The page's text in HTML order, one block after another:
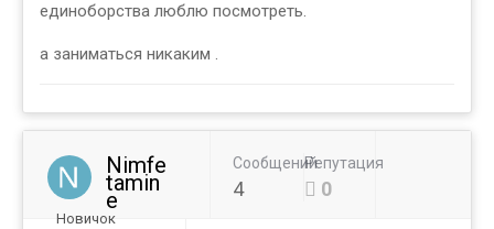
единоборства люблю посмотреть.
а заниматься никаким .
Nimfe
tamin
e
Новичок
Сообщений
4
Репутация
0